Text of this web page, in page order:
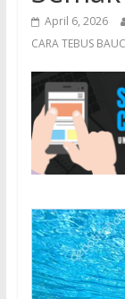
April 6, 2026
CARA TEBUS